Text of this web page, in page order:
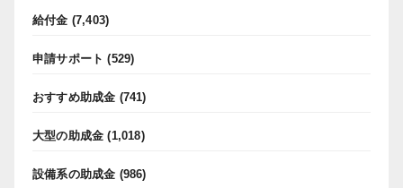
給付金 (7,403)
申請サポート (529)
おすすめ助成金 (741)
大型の助成金 (1,018)
設備系の助成金 (986)